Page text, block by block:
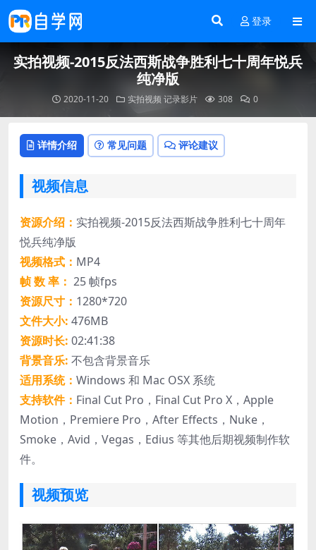
登录
实拍视频-2015反法西斯战争胜利七十周年悦兵
纯净版
2020-11-20 实拍视频 记录影片 308 0
详情介绍 常见问题 评论建议
视频信息
资源介绍： 实拍视频-2015反法西斯战争胜利七十周年
悦兵纯净版
视频格式： MP4
帧 数 率： 25 帧fps
资源尺寸： 1280*720
文件大小: 476MB
资源时长: 02:41:38
背景音乐: 不包含背景音乐
适用系统： Windows 和 Mac OSX 系统
支持软件： Final Cut Pro，Final Cut Pro X，Apple
Motion，Premiere Pro，After Effects，Nuke，
Smoke，Avid，Vegas，Edius 等其他后期视频制作软
件。
视频预览